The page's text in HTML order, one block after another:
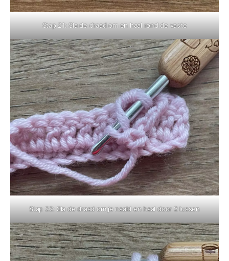
Stap 21: Sla de draad om en haal rond de vaste
Stap 22: Sla de draad om je naald en haal door 2 lussen